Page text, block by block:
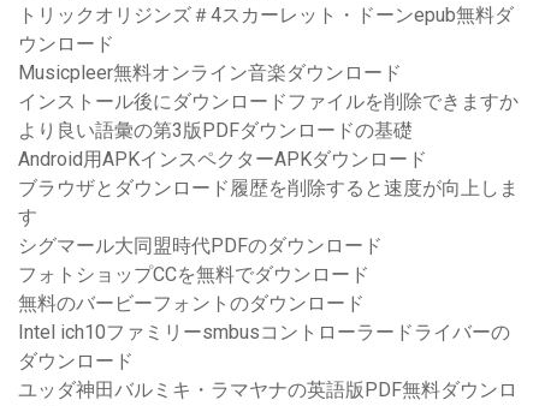
トリックオリジンズ＃4スカーレット・ドーンepub無料ダ
ウンロード
Musicpleer無料オンライン音楽ダウンロード
インストール後にダウンロードファイルを削除できますか
より良い語彙の第3版PDFダウンロードの基礎
Android用APKインスペクターAPKダウンロード
ブラウザとダウンロード履歴を削除すると速度が向上しま
す
シグマール大同盟時代PDFのダウンロード
フォトショップCCを無料でダウンロード
無料のバービーフォントのダウンロード
Intel ich10ファミリーsmbusコントローラードライバーの
ダウンロード
ユッダ神田バルミキ・ラマヤナの英語版PDF無料ダウンロ